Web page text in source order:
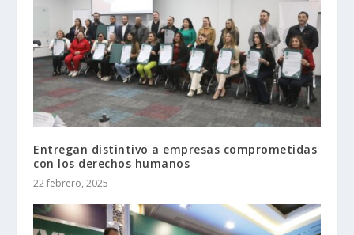
Entregan distintivo a empresas comprometidas
con los derechos humanos
22 febrero, 2025